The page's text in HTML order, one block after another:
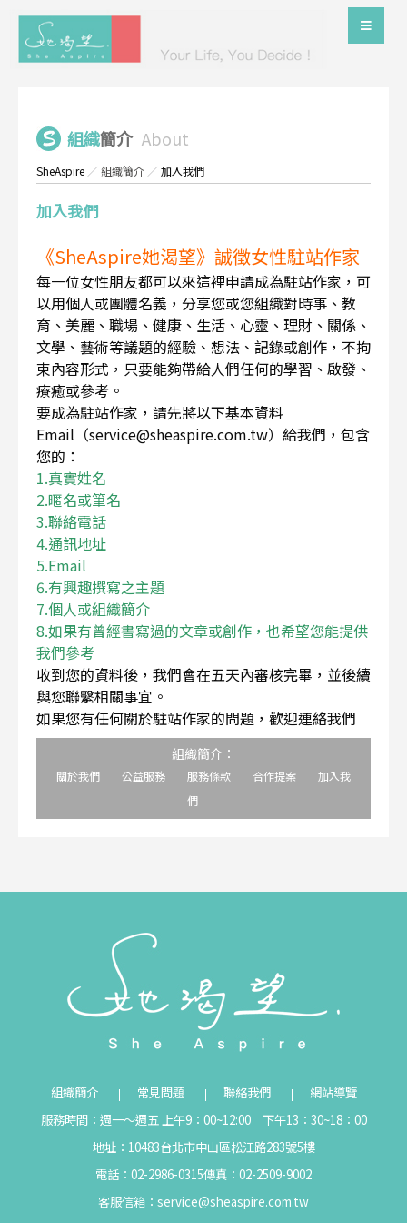
組織簡介 About
SheAspire ／組織簡介 ／加入我們
加入我們
《SheAspire她渴望》誠徵女性駐站作家
每一位女性朋友都可以來這裡申請成為駐站作家，可
以用個人或團體名義，分享您或您組織對時事、教
育、美麗、職場、健康、生活、心靈、理財、關係、
文學、藝術等議題的經驗、想法、記錄或創作，不拘
束內容形式，只要能夠帶給人們任何的學習、啟發、
療癒或參考。
要成為駐站作家，請先將以下基本資料
Email（service@sheaspire.com.tw）給我們，包含
您的：
1.真實姓名
2.暱名或筆名
3.聯絡電話
4.通訊地址
5.Email
6.有興趣撰寫之主題
7.個人或組織簡介
8.如果有曾經書寫過的文章或創作，也希望您能提供
我們參考
收到您的資料後，我們會在五天內審核完畢，並後續
與您聯繫相關事宜。
如果您有任何關於駐站作家的問題，歡迎連絡我們
組織簡介：
關於我們 公益服務 服務條款 合作提案
加入我
們
組織簡介 常見問題 聯絡我們
網站導覽
服務時間：週一～週五 上午9：00~12:00 下午13：30~18：00
地址：10483台北市中山區松江路283號5樓
電話：02-2986-0315傳真：02-2509-9002
客服信箱： service@sheaspire.com.tw